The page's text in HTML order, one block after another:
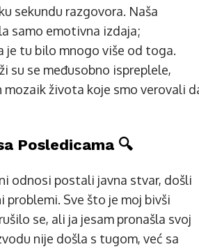
sekundu razgovora. Naša
samo emotivna izdaja;
je tu bilo mnogo više od toga.
su se međusobno ispreplele,
mozaik života koje smo verovali
Posledicama 🔍
odnosi postali javna stvar, došli
problemi. Sve što je moj bivši
se, ali ja jesam pronašla svoj
nije došla s tugom, već sa